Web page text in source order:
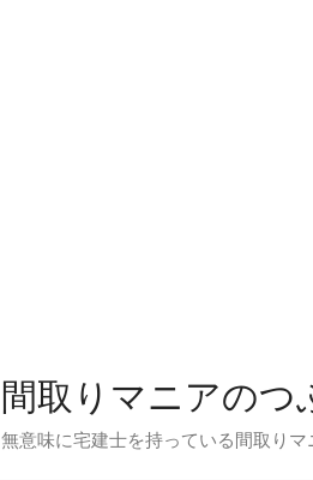
間取りマニアのつ
無意味に宅建士を持っている間取り